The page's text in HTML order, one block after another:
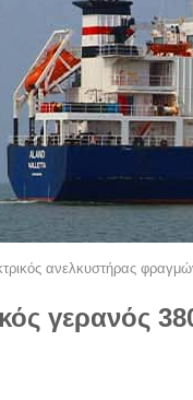
ανελκυστήρας
γερανός